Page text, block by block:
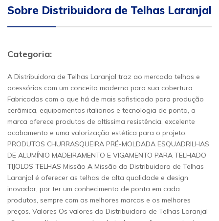
Sobre Distribuidora de Telhas Laranjal
Categoria:
A Distribuidora de Telhas Laranjal traz ao mercado telhas e
acessórios com um conceito moderno para sua cobertura.
Fabricadas com o que há de mais sofisticado para produção
cerâmica, equipamentos italianos e tecnologia de ponta, a
marca oferece produtos de altíssima resistência, excelente
acabamento e uma valorização estética para o projeto.
PRODUTOS CHURRASQUEIRA PRÉ-MOLDADA ESQUADRILHAS
DE ALUMÍNIO MADEIRAMENTO E VIGAMENTO PARA TELHADO
TIJOLOS TELHAS Missão A Missão da Distribuidora de Telhas
Laranjal é oferecer as telhas de alta qualidade e design
inovador, por ter um conhecimento de ponta em cada
produtos, sempre com as melhores marcas e os melhores
preços. Valores Os valores da Distribuidora de Telhas Laranjal